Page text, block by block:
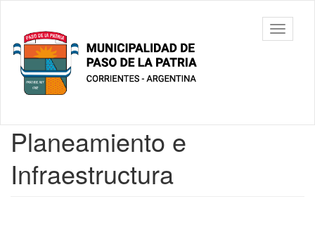
contenido
principal
Municipalidad
de Paso De
La Patria
barra
Contenido
principal
Planeamiento e
Infraestructura